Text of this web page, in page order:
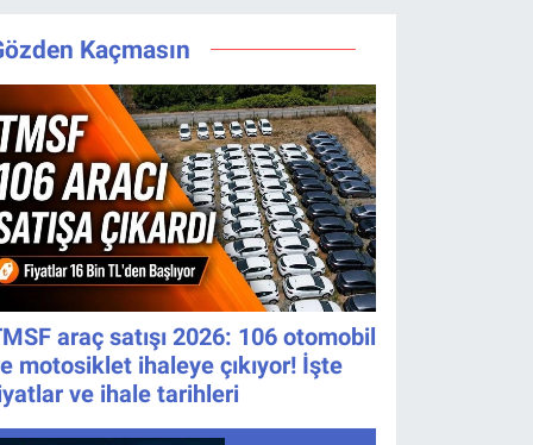
Kaçmasın
araç satışı 2026: 106 otomobil
motosiklet ihaleye çıkıyor! İşte
ve ihale tarihleri